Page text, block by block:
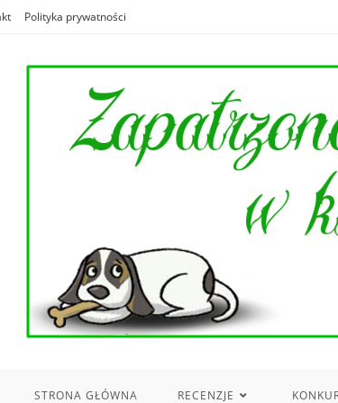
Polityka prywatności
STRONA GŁÓWNA RECENZJE